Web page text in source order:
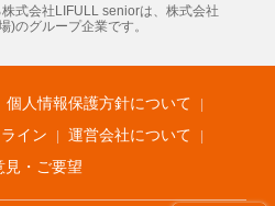
査定 不動産投資 アドバイザー
家賃相場 不動産会社
まちむすび
情報
LIFULL HOME'S PRESS
不動産転職
式会社LIFULL seniorは、株式会社
)のグループ企業です。
個人情報保護方針について
イン
運営会社について
見・ご要望